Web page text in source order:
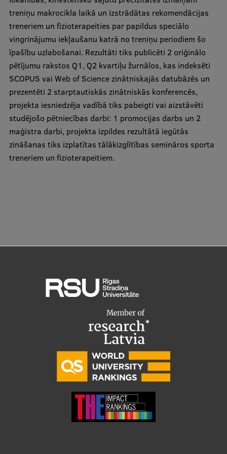
Ētikas un līdztiesības mācības
Atvērtā universitāte
Sagatavošanas kursi
Profesionālās pilnveides kursi
ESF kvalifikācijas celšanas kursi
Pedagoģiskās izaugsmes centrs
Kvalifikācijas atbilstības pārbaude
Pētniecības platformas
Pētniecības pakalpojumi
Pētniecības projekti
Zinātnieku brokastis
Vertikāli integrētie projekti
Zinātniskās konferences
treniņu makrocikla laikā un izstrādātas rekomendācijas
treneriem un fizioterapeities par papildus speciālo
vingrinājumu iekļaušanu katrā no treniņu periodiem šo
īpašību uzlabošanai. Rezultāti tiks publicēti 2 oriģinālo
pētījumu rakstos Q1, Q2 kvartiļu žurnālos, kas indeksēti
SCOPUS vai Web of Science zinātniskajās datubāzēs un
prezentēti 2 starptautiskās zinātniskās konferencēs,
projekta iesniedzēja vadībā tiks pabeigti vai aizstāvēti
studējošo pētniecības darbi: 1 promocijas darbs un 2
maģistra darbi, projekta izpildes rezultātā iegūtās
zināšanas tiks izplatītas tālākizglītības semināros sporta
treneriem un fizioterapeitiem.